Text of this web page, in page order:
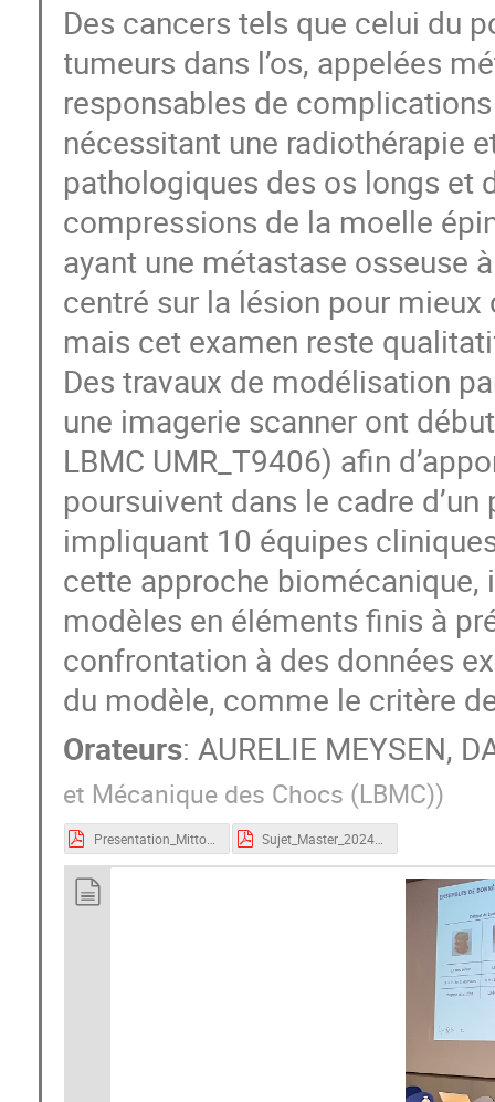
Des cancers tels que celui du
tumeurs dans l’os, appelées
responsables de
nécessitant une radiothérapie
pathologiques des os longs et
compressions de la moelle
ayant une métastase osseuse
centré sur la lésion pour
mais cet examen reste
Des travaux de modélisation
une imagerie scanner ont
LBMC UMR_T9406) afin
poursuivent dans le cadre
impliquant 10 équipes
cette approche biomécanique,
modèles en éléments finis à
confrontation à des données
du modèle, comme le critère
Orateurs:AURELIE MEYSEN,
et Mécanique des Chocs (LBMC))
Presentation_Mitton_Meysen.pdf